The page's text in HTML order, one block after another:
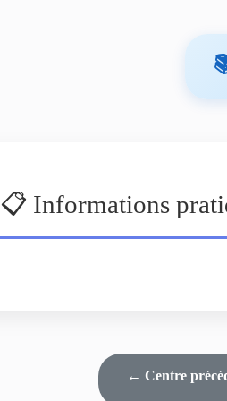
📋 Informations
← Centre